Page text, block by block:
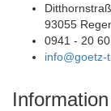
93055
0941 - 20
Information